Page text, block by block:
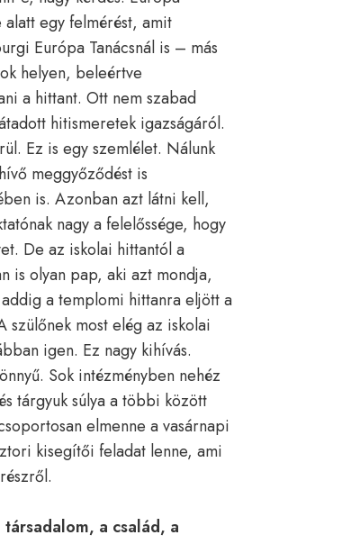
egy felmérést, amit
Európa Tanácsnál is – más
helyen, beleértve
a hittant. Ott nem szabad
hitismeretek igazságáról.
Ez is egy szemlélet. Nálunk
meggyőződést is
is. Azonban azt látni kell,
nagy a felelőssége, hogy
De az iskolai hittantól a
is olyan pap, aki azt mondja,
a templomi hittanra eljött a
szülőnek most elég az iskolai
igen. Ez nagy kihívás.
Sok intézményben nehéz
tárgyuk súlya a többi között
elmenne a vasárnapi
kisegítői feladat lenne, ami
a család, a